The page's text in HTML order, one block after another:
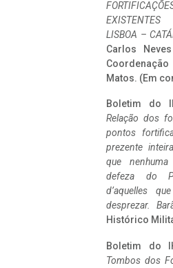
LISBOA –
Carlos
Matos. (Em
Boletim do
Relação dos
pontos
prezente
que
defeza do
d’aquelles
desprezar.
Histórico
Boletim do
Tombos dos